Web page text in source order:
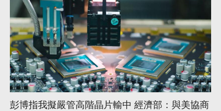
彭博指我擬嚴管高階晶片輸中 經濟部：與美協商